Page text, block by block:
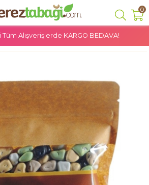
0
Alışverişlerde KARGO BEDAVA!
Çakıltaşı Çikolata - 250 Gr